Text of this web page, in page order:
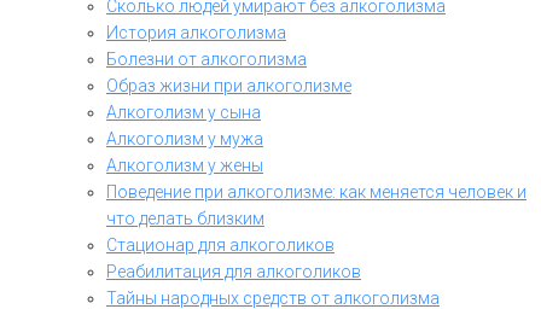
Сколько людей умирают без алкоголизма
История алкоголизма
Болезни от алкоголизма
Образ жизни при алкоголизме
Алкоголизм у сына
Алкоголизм у мужа
Алкоголизм у жены
Поведение при алкоголизме: как меняется человек и
что делать близким
Стационар для алкоголиков
Реабилитация для алкоголиков
Тайны народных средств от алкоголизма